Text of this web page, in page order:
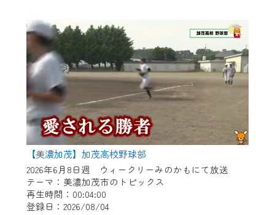
【美濃加茂】加茂高校野球部
2026年6月8日週 ウィークリーみのかもにて放送
テーマ：美濃加茂市のトピックス
再生時間：00:04:00
登録日：2026/08/04